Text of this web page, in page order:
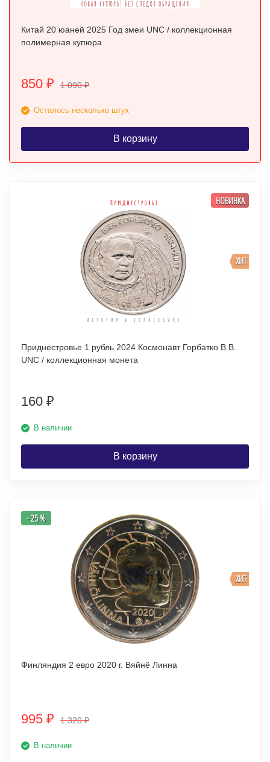
Китай 20 юаней 2025 Год змеи UNC / коллекционная
полимерная купюра
850 ₽ 1 090₽
Осталось несколько штук
В корзину
ХИТ
НОВИНКА
Приднестровье 1 рубль 2024 Космонавт Горбатко В.В.
UNC / коллекционная монета
160 ₽
В наличии
В корзину
ХИТ
- 25 %
Финляндия 2 евро 2020 г. Вяйнё Линна
995 ₽ 1 320₽
В наличии